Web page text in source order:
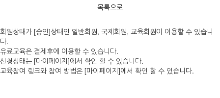
목록으로
회원상태가 [승인]상태인 일반회원, 국제회원, 교육회원이 이용할 수 있습니
다.
유료교육은 결제후에 이용할 수 있습니다.
신청상태는 [마이페이지]에서 확인 할 수 있습니다.
교육참여 링크와 참여 방법은 [마이페이지]에서 확인 할 수 있습니다.